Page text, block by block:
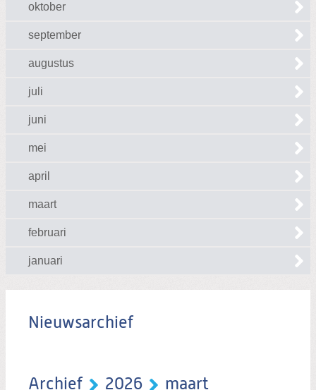
oktober
september
augustus
juli
juni
mei
april
maart
februari
januari
Nieuwsarchief
Archief 2026 maart